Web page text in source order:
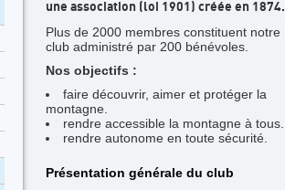
une association (loi 1901) créée en 1874.
Plus de 2000 membres constituent notre
club administré par 200 bénévoles.
Nos objectifs :
faire découvrir, aimer et protéger la
montagne.
rendre accessible la montagne à tous.
rendre autonome en toute sécurité.
Présentation générale du club